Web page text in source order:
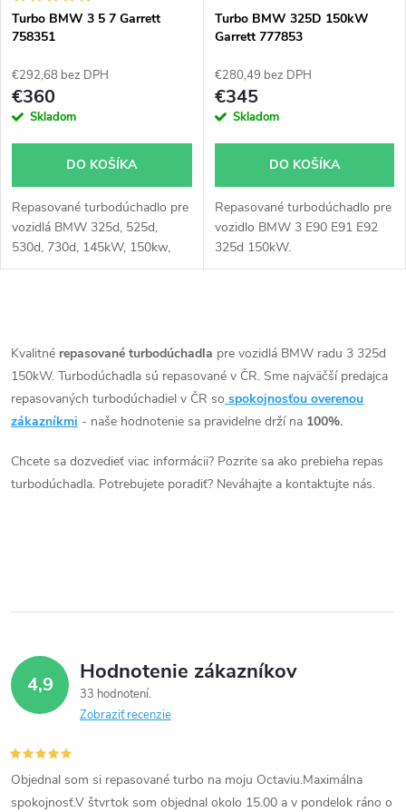
e
p
r
d
u
t
o
v
p
r
o
d
u
k
o
v
Turbo BMW 3 5 7 Garrett
758351
€292,68 bez DPH
€360
Skladom
DO KOŠÍKA
Repasované turbodúchadlo pre
vozidlá BMW 325d, 525d,
530d, 730d, 145kW, 150kw,
155kW, 170kW, 173kW
Turbo BMW 325D 150kW
Garrett 777853
€280,49 bez DPH
€345
Skladom
DO KOŠÍKA
Repasované turbodúchadlo pre
vozidlo BMW 3 E90 E91 E92
325d 150kW.
v
l
á
d
e
p
r
v
k
y
Kvalitné repasované turbodúchadla pre vozidlá BMW radu 3 325d
150kW. Turbodúchadla sú repasované v ČR. Sme najväčší predajca
repasovaných turbodúchadiel v ČR so spokojnosťou overenou
zákazníkmi - naše hodnotenie sa pravidelne drží na 100%.
Chcete sa dozvedieť viac informácii? Pozrite sa ako prebieha repas
turbodúchadla. Potrebujete poradiť? Neváhajte a kontaktujte nás.
4,9 Hodnotenie zákazníkov
33 hodnotení
Zobraziť recenzie
Objednal som si repasované turbo na moju Octaviu.Maximálna
spokojnosť.V štvrtok som objednal okolo 15.00 a v pondelok ráno o